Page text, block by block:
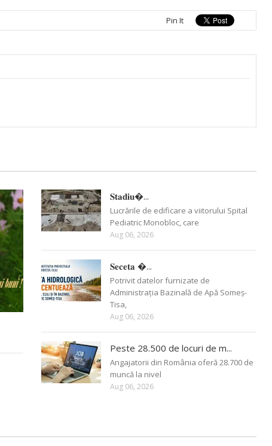
Pin It
𝐒𝐭𝐚𝐝𝐢𝐮�...
Lucrările de edificare a viitorului Spital
Pediatric Monobloc, care
Aug 06, 2026
𝐒𝐞𝐜𝐞𝐭𝐚 �...
Potrivit datelor furnizate de
Administrația Bazinală de Apă Someș-
Tisa,
Aug 06, 2026
Peste 28.500 de locuri de m...
Angajatorii din România oferă 28.700 de
muncă la nivel
Aug 06, 2026